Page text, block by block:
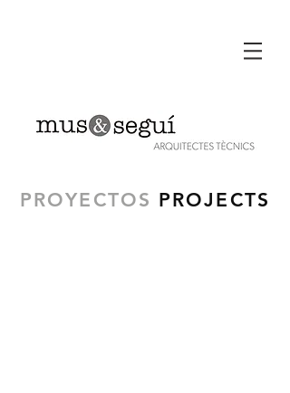
PROYECTOS PROJECTS